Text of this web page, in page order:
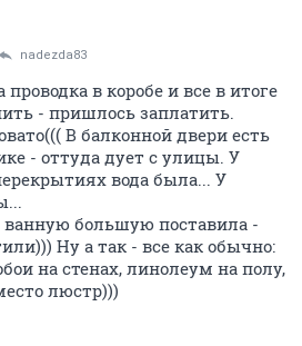
nadezda83
в коробе и все в итоге
- пришлось заплатить.
В балконной двери есть
- оттуда дует с улицы. У
вода была... У
большую поставила -
Ну а так - все как обычно:
на стенах, линолеум на полу,
люстр)))